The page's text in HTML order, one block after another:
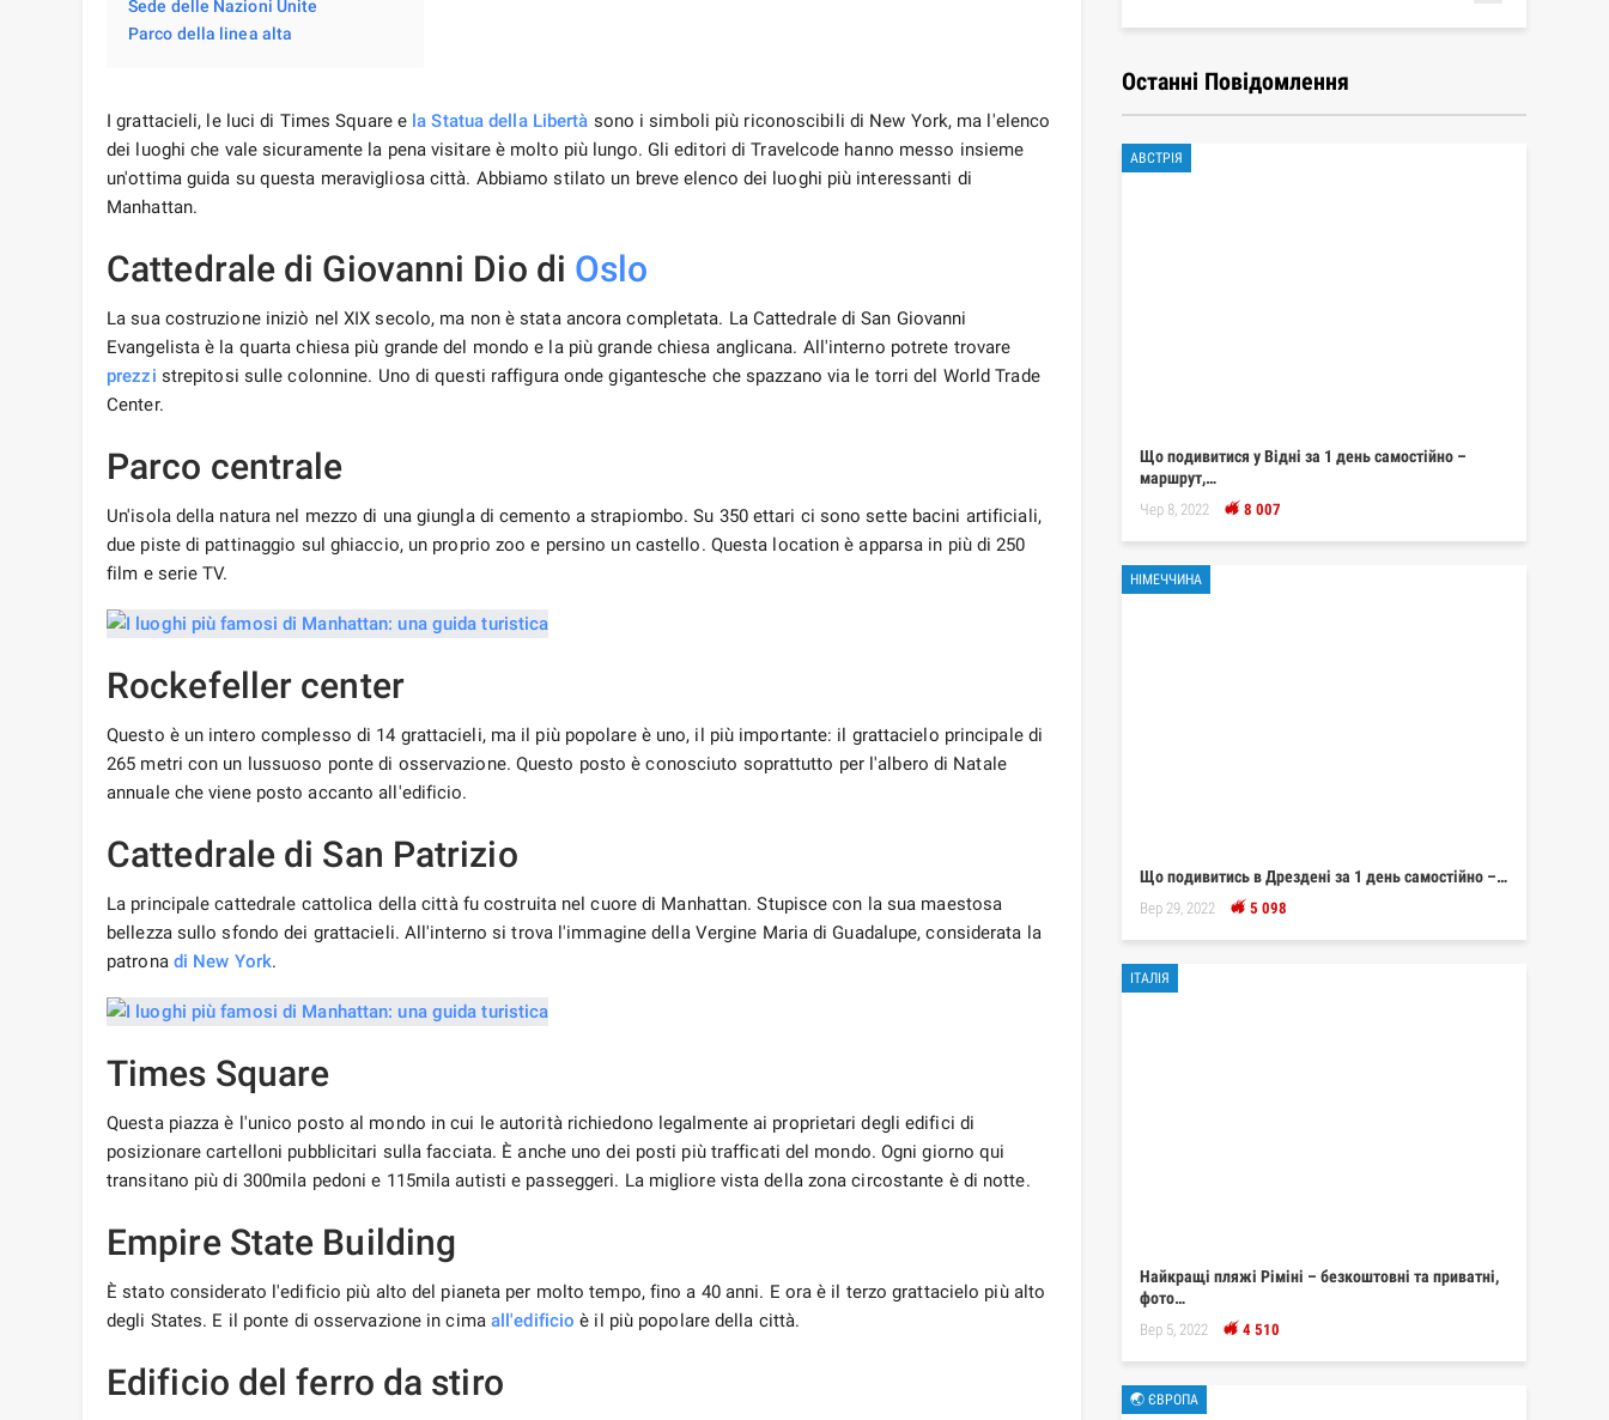
Sede delle Nazioni Unite
Parco della linea alta
I grattacieli, le luci di Times Square e la Statua della Libertà sono i simboli più riconoscibili di New York, ma l'elenco
dei luoghi che vale sicuramente la pena visitare è molto più lungo. Gli editori di Travelcode hanno messo insieme
un'ottima guida su questa meravigliosa città. Abbiamo stilato un breve elenco dei luoghi più interessanti di
Manhattan.
Cattedrale di Giovanni Dio di Oslo
La sua costruzione iniziò nel XIX secolo, ma non è stata ancora completata. La Cattedrale di San Giovanni
Evangelista è la quarta chiesa più grande del mondo e la più grande chiesa anglicana. All'interno potrete trovare
prezzi strepitosi sulle colonnine. Uno di questi raffigura onde gigantesche che spazzano via le torri del World Trade
Center.
Parco centrale
Un'isola della natura nel mezzo di una giungla di cemento a strapiombo. Su 350 ettari ci sono sette bacini artificiali,
due piste di pattinaggio sul ghiaccio, un proprio zoo e persino un castello. Questa location è apparsa in più di 250
film e serie TV.
Rockefeller center
Questo è un intero complesso di 14 grattacieli, ma il più popolare è uno, il più importante: il grattacielo principale di
265 metri con un lussuoso ponte di osservazione. Questo posto è conosciuto soprattutto per l'albero di Natale
annuale che viene posto accanto all'edificio.
Cattedrale di San Patrizio
La principale cattedrale cattolica della città fu costruita nel cuore di Manhattan. Stupisce con la sua maestosa
bellezza sullo sfondo dei grattacieli. All'interno si trova l'immagine della Vergine Maria di Guadalupe, considerata la
patrona di New York.
Times Square
Questa piazza è l'unico posto al mondo in cui le autorità richiedono legalmente ai proprietari degli edifici di
posizionare cartelloni pubblicitari sulla facciata. È anche uno dei posti più trafficati del mondo. Ogni giorno qui
transitano più di 300mila pedoni e 115mila autisti e passeggeri. La migliore vista della zona circostante è di notte.
Empire State Building
È stato considerato l'edificio più alto del pianeta per molto tempo, fino a 40 anni. E ora è il terzo grattacielo più alto
degli States. E il ponte di osservazione in cima all'edificio è il più popolare della città.
Edificio del ferro da stiro
Останні Повідомлення
АВСТРІЯ
Що подивитися у Відні за 1 день самостійно –
маршрут,…
Чер 8, 2022 8 007
НІМЕЧЧИНА
Що подивитись в Дрездені за 1 день самостійно –…
Вер 29, 2022 5 098
ІТАЛІЯ
Найкращі пляжі Ріміні – безкоштовні та приватні,
фото…
Вер 5, 2022 4 510
🌏 ЄВРОПА